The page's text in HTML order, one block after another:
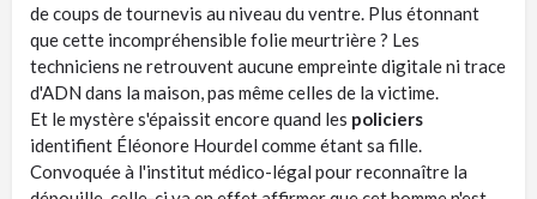
de coups de tournevis au niveau du ventre. Plus étonnant
que cette incompréhensible folie meurtrière ? Les
techniciens ne retrouvent aucune empreinte digitale ni trace
d'ADN dans la maison, pas même celles de la victime.
Et le mystère s'épaissit encore quand les policiers
identifient Éléonore Hourdel comme étant sa fille.
Convoquée à l'institut médico-légal pour reconnaître la